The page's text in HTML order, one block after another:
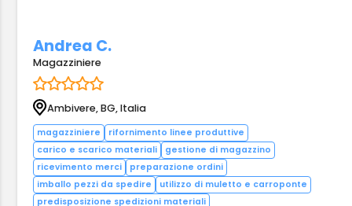
Andrea C.
Magazziniere
Ambivere, BG, Italia
magazziniere
rifornimento linee produttive
carico e scarico materiali
gestione di magazzino
ricevimento merci
preparazione ordini
imballo pezzi da spedire
utilizzo di muletto e carroponte
predisposizione spedizioni materiali